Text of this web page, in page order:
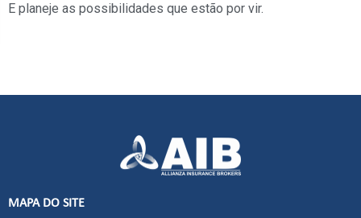
E planeje as possibilidades que estão por vir.
MAPA DO SITE